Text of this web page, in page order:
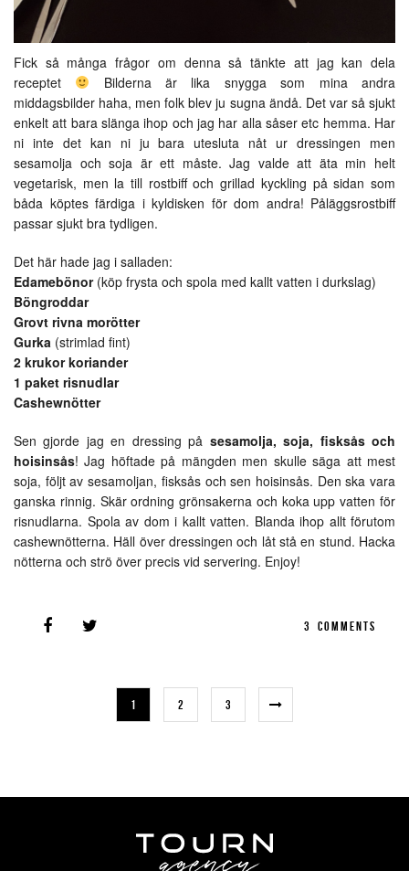
Fick så många frågor om denna så tänkte att jag kan dela
receptet
Bilderna är lika snygga som mina andra
middagsbilder haha, men folk blev ju sugna ändå. Det var så sjukt
enkelt att bara slänga ihop och jag har alla såser etc hemma. Har
ni inte det kan ni ju bara utesluta nåt ur dressingen men
sesamolja och soja är ett måste. Jag valde att äta min helt
vegetarisk, men la till rostbiff och grillad kyckling på sidan som
båda köptes färdiga i kyldisken för dom andra! Påläggsrostbiff
passar sjukt bra tydligen.
Det här hade jag i salladen:
Edamebönor(köp frysta och spola med kallt vatten i durkslag)
Böngroddar
Grovt rivna morötter
Gurka (strimlad fint)
2 krukor koriander
1 paket risnudlar
Cashewnötter
Sen gjorde jag en dressing på sesamolja, soja, fisksås och
hoisinsås! Jag höftade på mängden men skulle säga att mest
soja, följt av sesamoljan, fisksås och sen hoisinsås. Den ska vara
ganska rinnig. Skär ordning grönsakerna och koka upp vatten för
risnudlarna. Spola av dom i kallt vatten. Blanda ihop allt förutom
cashewnötterna. Häll över dressingen och låt stå en stund. Hacka
nötterna och strö över precis vid servering. Enjoy!
3 COMMENTS
1 2 3